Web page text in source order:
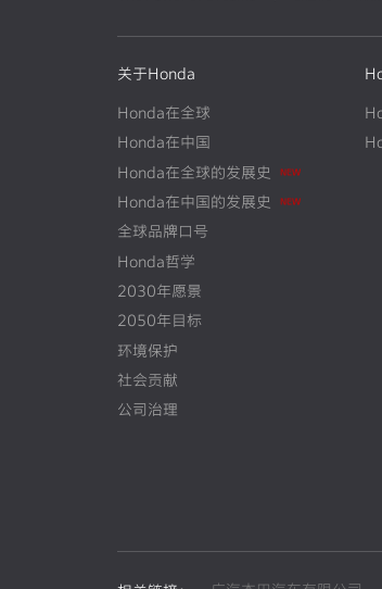
关于Honda
Honda在全球
Honda在中国
Honda在全球的发展史
NEW
Honda在中国的发展史 NEW
全球品牌口号
Honda哲学
2030年愿景
2050年目标
环境保护
社会贡献
公司治理